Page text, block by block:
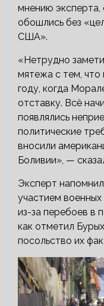
мнению эксперта,
обошлись без
США».
«Нетрудно
мятежа с тем, что
году, когда
отставку. Всё
появлялись
политические
вносили
Боливии», —
Эксперт
участием
из-за перебоев в
как отметил
посольство их